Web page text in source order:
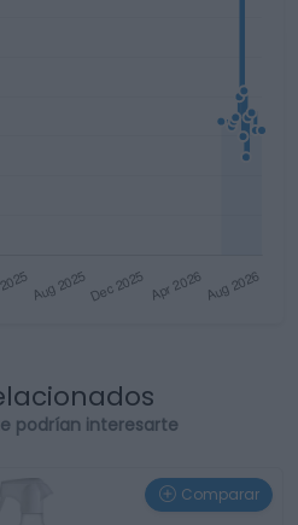
podrían interesarte
Comparar